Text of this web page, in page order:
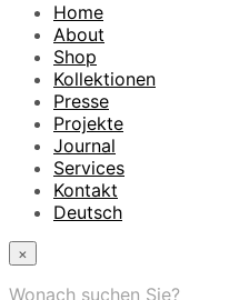
Home
About
Shop
Kollektionen
Presse
Projekte
Journal
Services
Kontakt
Deutsch
×
Wonach suchen Sie?